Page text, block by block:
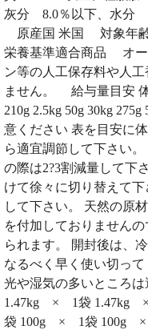
灰分 8.0％以下、水分
原産国 米国 対象年
栄養基準適合商品 オー
ン等の人工保存料や人
ません。 給与量目安 体
210g 2.5kg 50g 30kg
意ください 表を目安に
ら適宜調節して下さい
の際は2?3割減量して下
けて徐々に切り替えて
して下さい。 天然の原
を付加しておりません
られます。 開封後は、
なるべく早く使い切っ
光や湿気の多いところ
1.47kg × 1袋 1.47kg
袋 100g × 1袋 100g